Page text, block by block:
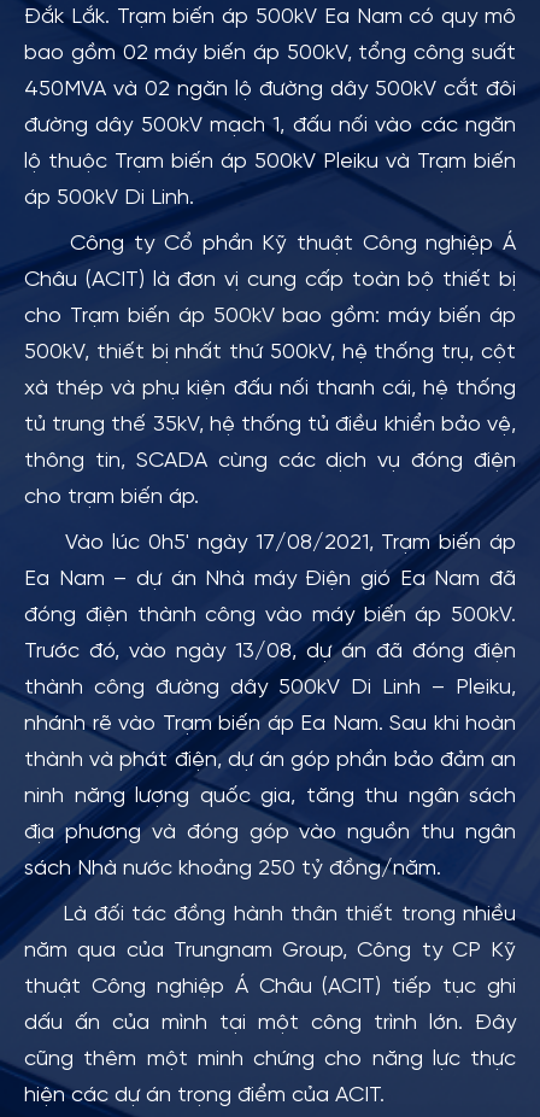
Đắk Lắk. Trạm biến áp 500kV Ea Nam có quy mô
bao gồm 02 máy biến áp 500kV, tổng công suất
450MVA và 02 ngăn lộ đường dây 500kV cắt đôi
đường dây 500kV mạch 1, đấu nối vào các ngăn
lộ thuộc Trạm biến áp 500kV Pleiku và Trạm biến
áp 500kV Di Linh.
Công ty Cổ phần Kỹ thuật Công nghiệp Á
Châu (ACIT) là đơn vị cung cấp toàn bộ thiết bị
cho Trạm biến áp 500kV bao gồm: máy biến áp
500kV, thiết bị nhất thứ 500kV, hệ thống trụ, cột
xà thép và phụ kiện đấu nối thanh cái, hệ thống
tủ trung thế 35kV, hệ thống tủ điều khiển bảo vệ,
thông tin, SCADA cùng các dịch vụ đóng điện
cho trạm biến áp.
Vào lúc 0h5' ngày 17/08/2021, Trạm biến áp
Ea Nam – dự án Nhà máy Điện gió Ea Nam đã
đóng điện thành công vào máy biến áp 500kV.
Trước đó, vào ngày 13/08, dự án đã đóng điện
thành công đường dây 500kV Di Linh – Pleiku,
nhánh rẽ vào Trạm biến áp Ea Nam. Sau khi hoàn
thành và phát điện, dự án góp phần bảo đảm an
ninh năng lượng quốc gia, tăng thu ngân sách
địa phương và đóng góp vào nguồn thu ngân
sách Nhà nước khoảng 250 tỷ đồng/năm.
Là đối tác đồng hành thân thiết trong nhiều
năm qua của Trungnam Group, Công ty CP Kỹ
thuật Công nghiệp Á Châu (ACIT) tiếp tục ghi
dấu ấn của mình tại một công trình lớn. Đây
cũng thêm một minh chứng cho năng lực thực
hiện các dự án trọng điểm của ACIT.